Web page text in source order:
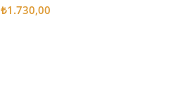
₺1.730,00